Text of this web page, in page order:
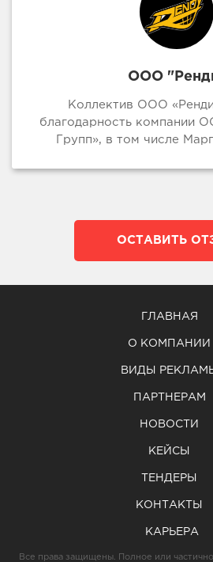
ООО
Коллектив ООО
благодарность компании
Групп», в том числе
ОСТАВИТЬ
ГЛАВНАЯ
О КОМПАНИИ
ВИДЫ
ПАРТНЕРАМ
НОВОСТИ
КЕЙСЫ
ТЕНДЕРЫ
КОНТАКТЫ
КАРЬЕРА
Все права защищены. Полное или